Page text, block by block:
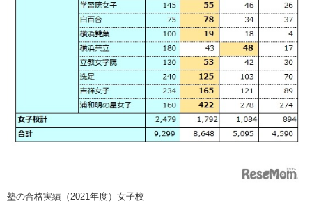
塾の合格実績（2021年度）女子校